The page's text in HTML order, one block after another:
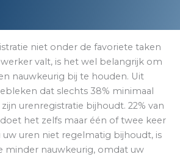
niet onder de favoriete taken
valt, is het wel belangrijk om
nauwkeurig bij te houden. Uit
dat slechts 38% minimaal
urenregistratie bijhoudt. 22% van
het zelfs maar één of twee keer
uw uren niet regelmatig bijhoudt, is
minder nauwkeurig, omdat uw